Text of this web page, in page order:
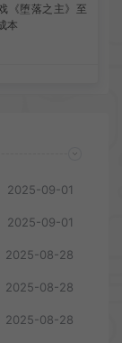
《堕落之主》至
本
2025-09-01
2025-09-01
2025-08-28
2025-08-28
2025-08-28